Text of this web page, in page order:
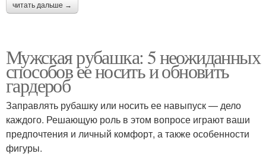
читать дальше →
Мужская рубашка: 5 неожиданных
способов ее носить и обновить
гардероб
Заправлять рубашку или носить ее навыпуск — дело
каждого. Решающую роль в этом вопросе играют ваши
предпочтения и личный комфорт, а также особенности
фигуры.